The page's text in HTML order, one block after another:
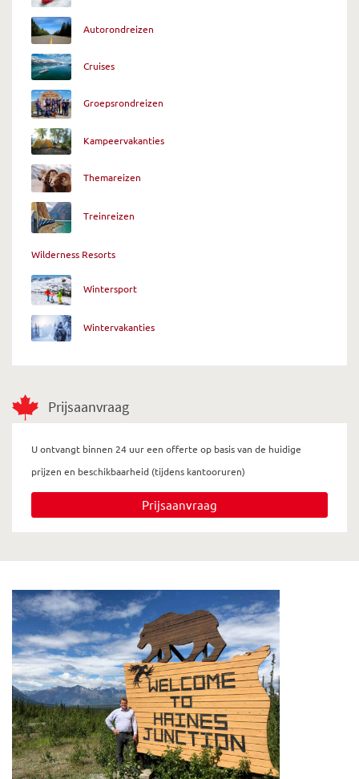
Autorondreizen
Cruises
Groepsrondreizen
Kampeervakanties
Themareizen
Treinreizen
Wilderness Resorts
Wintersport
Wintervakanties
Prijsaanvraag
U ontvangt binnen 24 uur een offerte op basis van de huidige
prijzen en beschikbaarheid (tijdens kantooruren)
Prijsaanvraag